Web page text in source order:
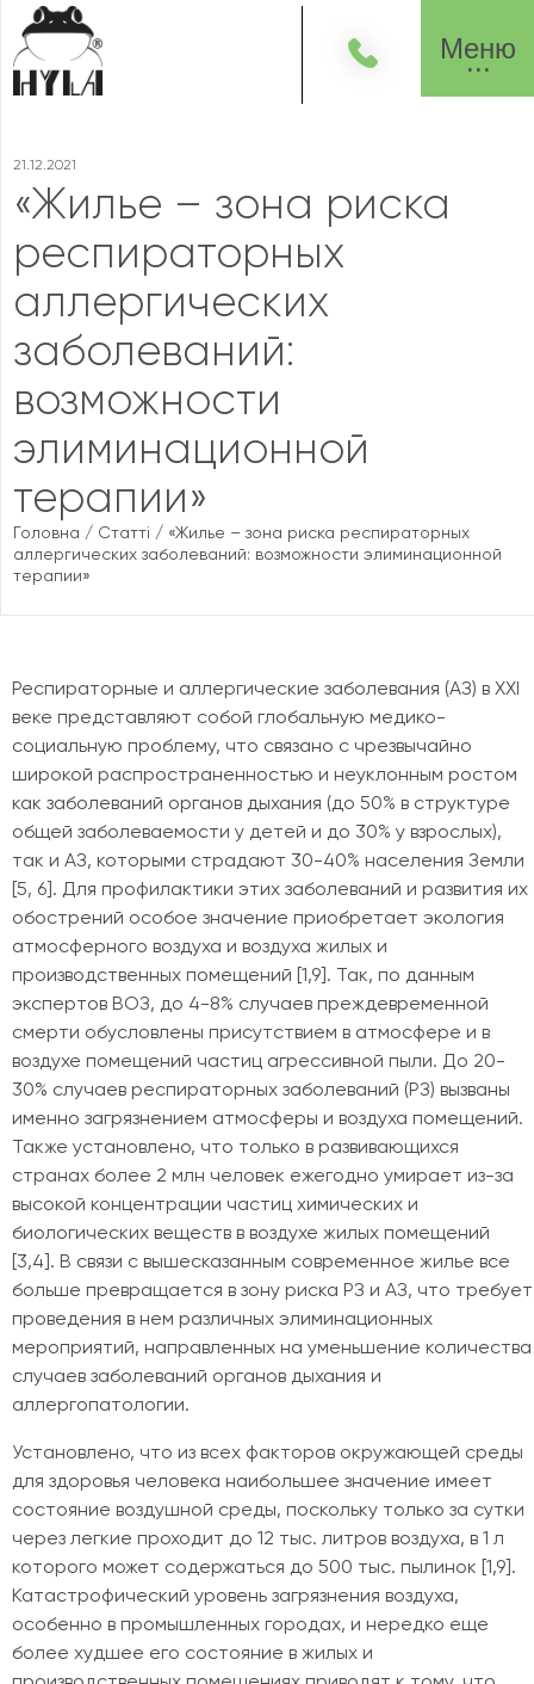
Меню
21.12.2021
«Жилье – зона риска
респираторных
аллергических
заболеваний:
возможности
элиминационной
терапии»
Головна / Статті / «Жилье – зона риска респираторных
аллергических заболеваний: возможности элиминационной
терапии»
Респираторные и аллергические заболевания (АЗ) в ХХI
веке представляют собой глобальную медико-
социальную проблему, что связано с чрезвычайно
широкой распространенностью и неуклонным ростом
как заболеваний органов дыхания (до 50% в структуре
общей заболеваемости у детей и до 30% у взрослых),
так и АЗ, которыми страдают 30-40% населения Земли
[5, 6]. Для профилактики этих заболеваний и развития их
обострений особое значение приобретает экология
атмосферного воздуха и воздуха жилых и
производственных помещений [1,9]. Так, по данным
экспертов ВОЗ, до 4-8% случаев преждевременной
смерти обусловлены присутствием в атмосфере и в
воздухе помещений частиц агрессивной пыли. До 20-
30% случаев респираторных заболеваний (РЗ) вызваны
именно загрязнением атмосферы и воздуха помещений.
Также установлено, что только в развивающихся
странах более 2 млн человек ежегодно умирает из-за
высокой концентрации частиц химических и
биологических веществ в воздухе жилых помещений
[3,4]. В связи с вышесказанным современное жилье все
больше превращается в зону риска РЗ и АЗ, что требует
проведения в нем различных элиминационных
мероприятий, направленных на уменьшение количества
случаев заболеваний органов дыхания и
аллергопатологии.
Установлено, что из всех факторов окружающей среды
для здоровья человека наибольшее значение имеет
состояние воздушной среды, поскольку только за сутки
через легкие проходит до 12 тыс. литров воздуха, в 1 л
которого может содержаться до 500 тыс. пылинок [1,9].
Катастрофический уровень загрязнения воздуха,
особенно в промышленных городах, и нередко еще
более худшее его состояние в жилых и